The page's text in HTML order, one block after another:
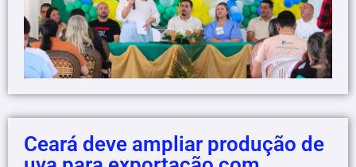
Ceará deve ampliar produção de